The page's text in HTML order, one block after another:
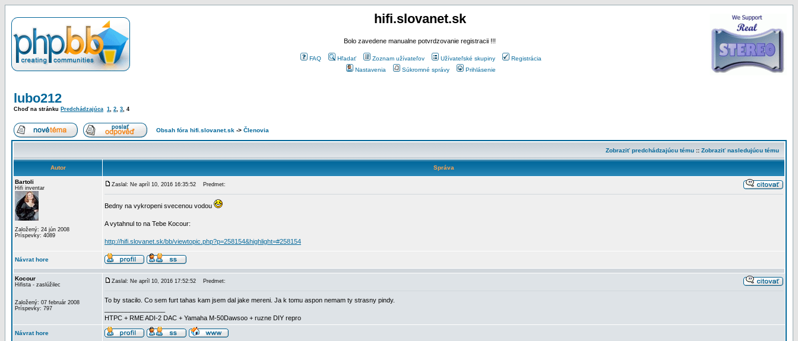
hifi.slovanet.sk
Bolo zavedene manualne potvrdzovanie registracii !!!
FAQ Hľadať Zoznam užívateľov Užívateľské skupiny
Registrácia
Nastavenia
Súkromné správy Prihlásenie
lubo212
Choď na stránku Predchádzajúca 1, 2, 3, 4
Obsah fóra hifi.slovanet.sk -> Členovia
Zobraziť predchádzajúcu tému :: Zobraziť nasledujúcu tému
Autor Správa
Bartoli
Hifi inventar
Založený: 24 jún 2008
Príspevky: 4089
Zaslal: Ne apríl 10, 2016 16:35:52 Predmet:
Bedny na vykropeni svecenou vodou
A vytahnul to na Tebe Kocour:
http://hifi.slovanet.sk/bb/viewtopic.php?p=258154&highlight=#258154
Návrat hore
Kocour
Hifista - zaslúžilec
Založený: 07 február 2008
Príspevky: 797
Zaslal: Ne apríl 10, 2016 17:52:52 Predmet:
To by stacilo. Co sem furt tahas kam jsem dal jake mereni. Ja k tomu aspon nemam ty strasny pindy.
HTPC + RME ADI-2 DAC + Yamaha M-50Dawsoo + ruzne DIY repro
Návrat hore